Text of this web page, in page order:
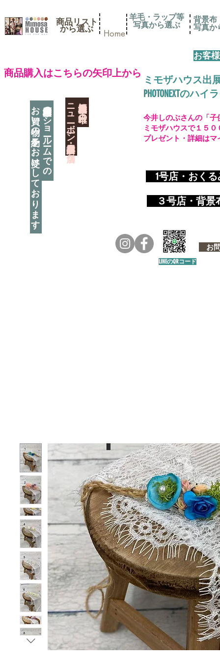
商品リスト
​から選ぶ Home
​商品購入はこちらの矢印上から
神奈川県相模原市に日本唯一の
​ニューボーン撮影用小道具店・３店舗
羊毛・ラップ等
写真から選ぶ
背景布
写真か
お客
ミモザハウス出
PHOTONEXTのハ
神奈川県相模原市のショールームでの
お買い物の予約をお受けしております 1号店・おく
​ ３号店・背
お
今井しのぶさんの「
ミモザハウスで１５
プレゼント・詳細は
LINEのQRコード